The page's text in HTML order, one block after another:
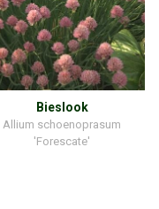
Bieslook
Allium schoenoprasum
'Forescate'